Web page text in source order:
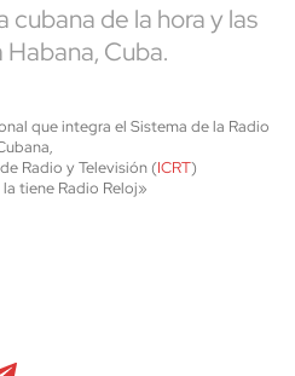
cubana de la hora y las
Cuba.
que integra el Sistema de la Radio
Radio y Televisión (ICRT)
tiene Radio Reloj»